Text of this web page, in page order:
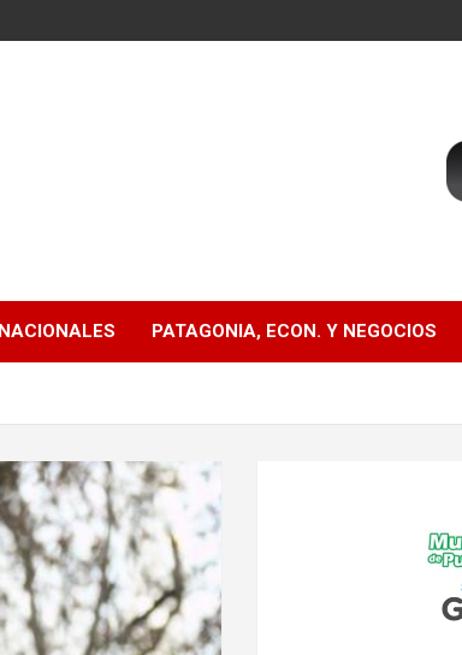
NACIONALES PATAGONIA, ECON. Y NEGOCIOS